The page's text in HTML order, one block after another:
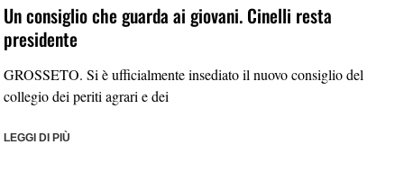
Un consiglio che guarda ai giovani. Cinelli resta
presidente
GROSSETO. Si è ufficialmente insediato il nuovo consiglio del
collegio dei periti agrari e dei
LEGGI DI PIÙ